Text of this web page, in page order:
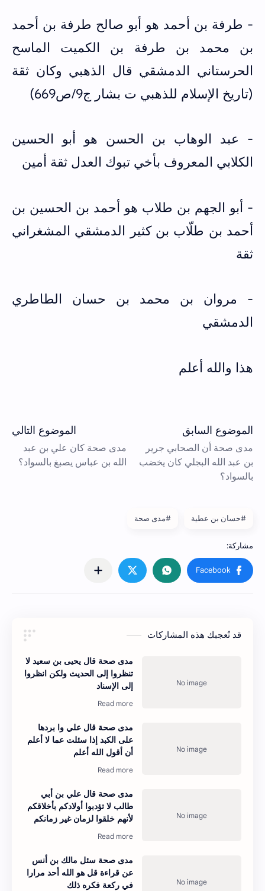
- طرفة بن أحمد هو أبو صالح طرفة بن أحمد
بن محمد بن طرفة بن الكميت الماسح
الحرستاني الدمشقي قال الذهبي وكان ثقة
(تاريخ الإسلام للذهبي ت بشار ج9/ص669)
- عبد الوهاب بن الحسن هو أبو الحسين
الكلابي المعروف بأخي تبوك العدل ثقة أمين
- أبو الجهم بن طلاب هو أحمد بن الحسين بن
أحمد بن طلّاب بن كثير الدمشقي المشغراني
ثقة
- مروان بن محمد بن حسان الطاطري
الدمشقي
هذا والله أعلم
#حسان بن عطية #مدى صحة
قد تُعجبك هذه المشاركات
مدى صحة قال يحيى بن سعيد لا
تنظروا إلى الحديث ولكن انظروا
إلى الإسناد
مدى صحة قال علي وا بردها
على الكبد إذا سئلت عما لا أعلم
أن أقول الله أعلم
مدى صحة قال علي بن أبي
طالب لا تؤدبوا أولادكم بأخلاقكم
لأنهم خلقوا لزمان غير زمانكم
مدى صحة سئل مالك بن أنس
عن قراءة قل هو الله أحد مرارا
في ركعة فكره ذلك